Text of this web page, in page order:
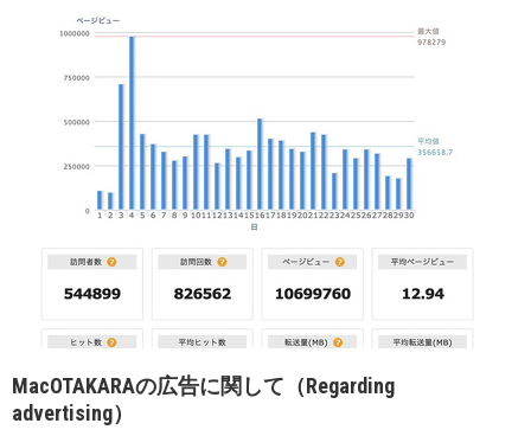
MacOTAKARAの広告に関して（Regarding
advertising）